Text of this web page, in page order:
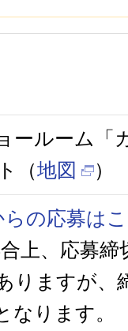
ールーム
（地図 ）
の応募は
上、応募
りますが、
なります。